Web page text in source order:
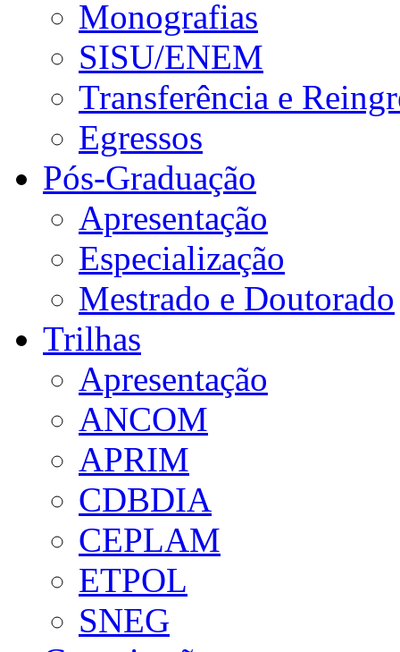
Monografias
SISU/ENEM
Transferência e
Egressos
Pós-Graduação
Apresentação
Especialização
Mestrado e Doutorado
Trilhas
Apresentação
ANCOM
APRIM
CDBDIA
CEPLAM
ETPOL
SNEG